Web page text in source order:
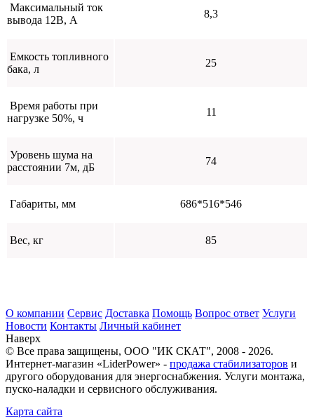
Максимальный ток
вывода 12В, А
8,3
Емкость топливного
бака, л
25
Время работы при
нагрузке 50%, ч
11
Уровень шума на
расстоянии 7м, дБ
74
Габариты, мм 686*516*546
Вес, кг 85
О компании Сервис Доставка Помощь Вопрос ответ Услуги
Новости Контакты Личный кабинет
Наверх
© Все права защищены, ООО "ИК СКАТ", 2008 - 2026.
Интернет-магазин «LiderPower» - продажа стабилизаторов и
другого оборудования для энергоснабжения. Услуги монтажа,
пуско-наладки и сервисного обслуживания.
Карта сайта